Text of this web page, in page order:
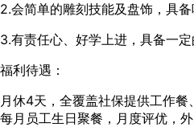
2.会简单的雕刻技能及盘饰，具
3.有责任心、好学上进，具备一
福利待遇：
月休4天，全覆盖社保提供工作餐
每月员工生日聚餐，月度评优，